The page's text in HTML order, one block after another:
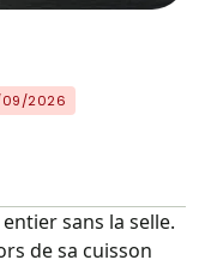
09/2026
sans la selle.
de sa cuisson